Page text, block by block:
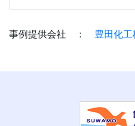
事例提供会社 ： 豊田化工